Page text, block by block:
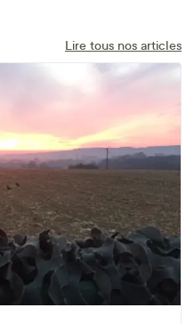
Lire tous nos articles